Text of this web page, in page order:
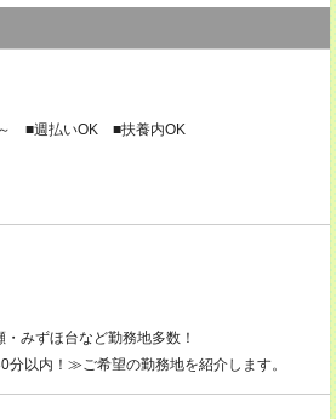
■週払いOK ■扶養内OK
・みずほ台など勤務地多数！
以内！≫ご希望の勤務地を紹介します。